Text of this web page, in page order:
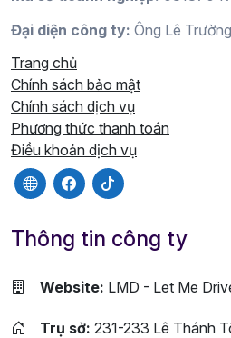
Đại diện công ty: Ông Lê
Trang chủ
Chính sách bảo mật
Chính sách dịch vụ
Phương thức thanh toán
Điều khoản dịch vụ
Thông tin công ty
Website: LMD - Let Me
Trụ sở: 231-233 Lê Thánh